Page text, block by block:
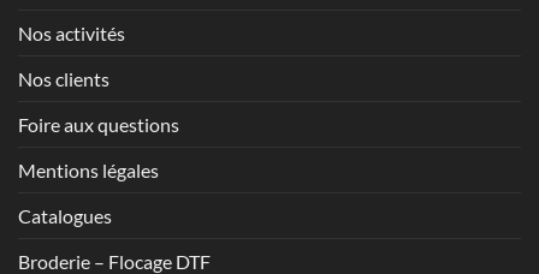
Nos activités
Nos clients
Foire aux questions
Mentions légales
Catalogues
Broderie – Flocage DTF